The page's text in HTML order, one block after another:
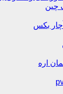
چین
بکس
اره